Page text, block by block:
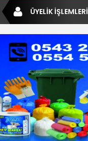
ÜYELİK İŞLEMLERİ